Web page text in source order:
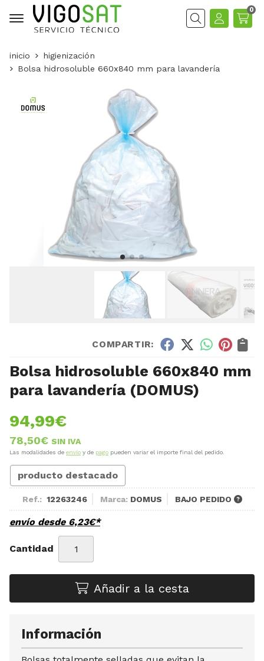
Buscar
0
inicio
higienización
Bolsa hidrosoluble 660x840 mm para lavandería
COMPARTIR:
Bolsa hidrosoluble 660x840 mm
para lavandería (DOMUS)
94,99€
78,50€ SIN IVA
Las modalidades de envío y de pago pueden variar el importe final del pedido.
producto destacado
Ref.: 12263246 Marca: DOMUS BAJO PEDIDO
envío desde 6,23€*
Cantidad
Añadir a la cesta
Información